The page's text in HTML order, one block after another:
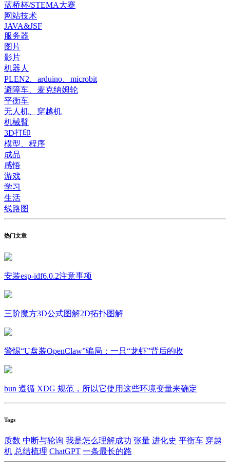
蓝桥杯/STEMA大赛
网站技术
JAVA&JSF
服务器
图片
影片
机器人
PLEN2、arduino、microbit
避障车、麦克纳姆轮
平衡车
无人机、穿越机
机械臂
3D打印
模型、程序
成品
感悟
游戏
学习
生活
线路图
热门文章
安装esp-idf6.0.2注意事项
三阶魔方3D公式图解2D拓扑图解
警惕“U盘装OpenClaw”骗局：一只“龙虾”背后的收
bun 遵循 XDG 规范，所以它使用这些环境变量来确定
Tags
质数 中断与轮询 我是怎么理解成功 张量 进化史 平衡车 穿越
机 总结梳理 ChatGPT 一条最长的路